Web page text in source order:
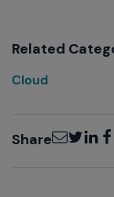
Related
Cloud
ShareEmailTwitter